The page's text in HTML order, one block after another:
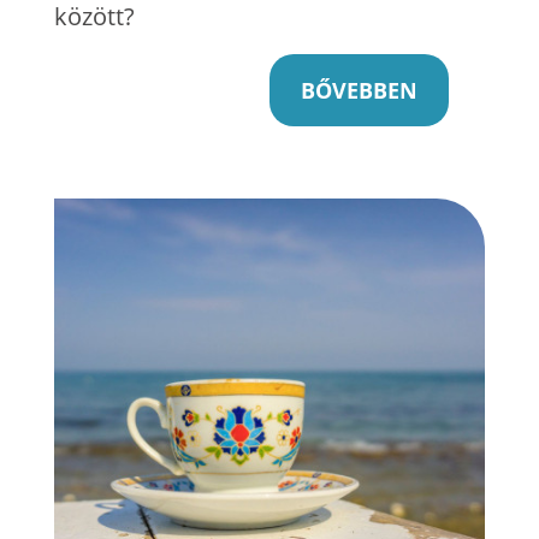
között?
BŐVEBBEN